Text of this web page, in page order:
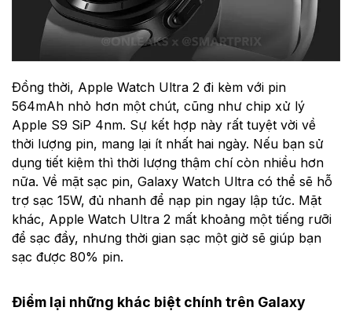
Đồng thời, Apple Watch Ultra 2 đi kèm với pin
564mAh nhỏ hơn một chút, cũng như chip xử lý
Apple S9 SiP 4nm. Sự kết hợp này rất tuyệt vời về
thời lượng pin, mang lại ít nhất hai ngày. Nếu bạn sử
dụng tiết kiệm thì thời lượng thậm chí còn nhiều hơn
nữa. Về mặt sạc pin, Galaxy Watch Ultra có thể sẽ hỗ
trợ sạc 15W, đủ nhanh để nạp pin ngay lập tức. Mặt
khác, Apple Watch Ultra 2 mất khoảng một tiếng rưỡi
để sạc đầy, nhưng thời gian sạc một giờ sẽ giúp bạn
sạc được 80% pin.
Điểm lại những khác biệt chính trên Galaxy